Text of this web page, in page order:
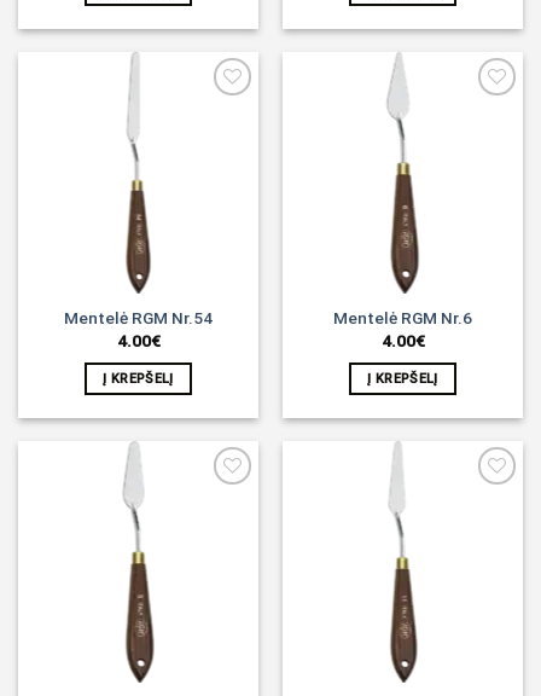
Mentelė RGM Nr.54
4.00€
Į KREPŠELĮ
Mentelė RGM Nr.6
4.00€
Į KREPŠELĮ